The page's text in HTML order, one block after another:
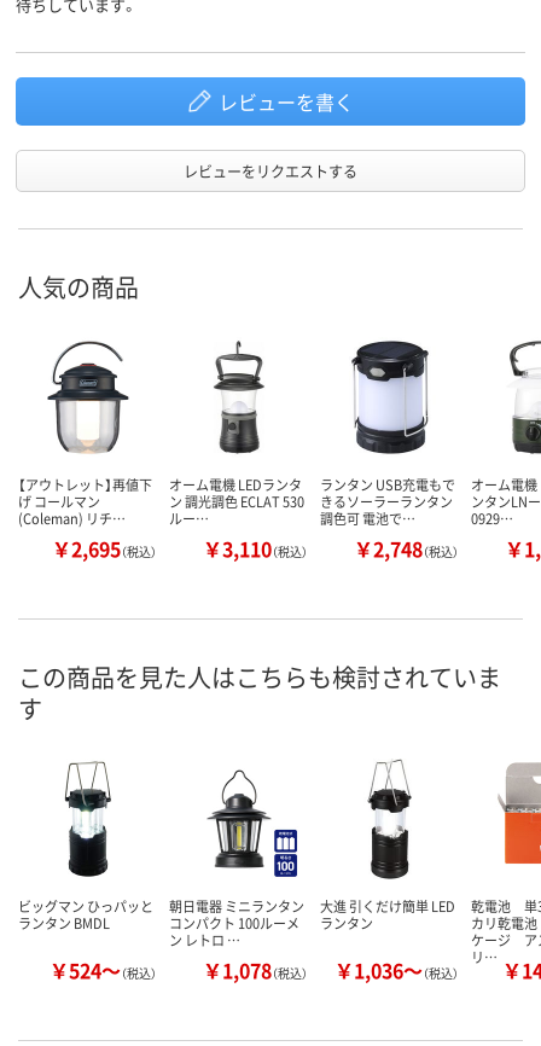
レビューを書く
レビューをリクエストする
人気の商品
【アウトレット】再値下
げ コールマン
(Coleman) リチ…
￥2,695（税込）
オーム電機 LEDランタ
ン 調光調色 ECLAT 530
ルー…
￥3,110（税込）
ランタン USB充電もで
きるソーラーランタン
調色可 電池で…
￥2,748（税込）
オーム電機
ンタンLN
0929…
￥
この商品を見た人はこちらも検討されていま
す
ビッグマン ひっパッと
ランタン BMDL
￥524～（税込）
朝日電器 ミニランタン
コンパクト 100ルーメ
ン レトロ …
￥1,078（税込）
大進 引くだけ簡単 LED
ランタン
￥1,036～（税込）
乾電池
カリ乾電
ケージ ア
リ… ￥